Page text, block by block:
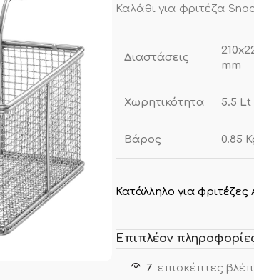
Καλάθι για φριτέζα
Διαστάσεις
mm
Χωρητικότητα 5.5 Lt
Βάρος 0.85
Κατάλληλο για
Επιπλέον
7 επισκέπτες